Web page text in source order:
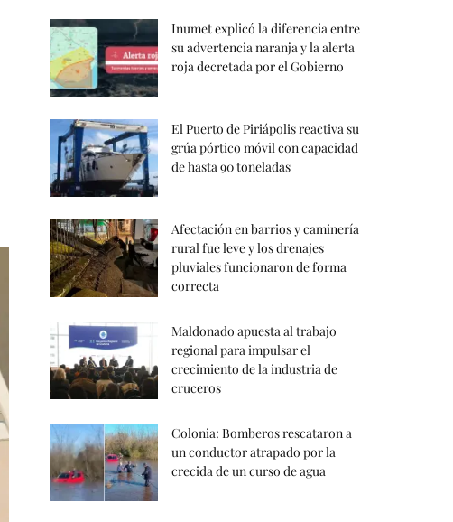
Inumet explicó la diferencia entre
su advertencia naranja y la alerta
roja decretada por el Gobierno
El Puerto de Piriápolis reactiva su
grúa pórtico móvil con capacidad
de hasta 90 toneladas
Afectación en barrios y caminería
rural fue leve y los drenajes
pluviales funcionaron de forma
correcta
Maldonado apuesta al trabajo
regional para impulsar el
crecimiento de la industria de
cruceros
Colonia: Bomberos rescataron a
un conductor atrapado por la
crecida de un curso de agua